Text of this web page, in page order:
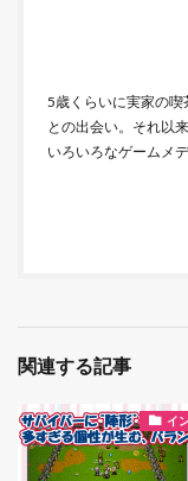
5歳くらいに実家の
との出会い。それ以
いろいろなゲームメ
関連する記事
イ